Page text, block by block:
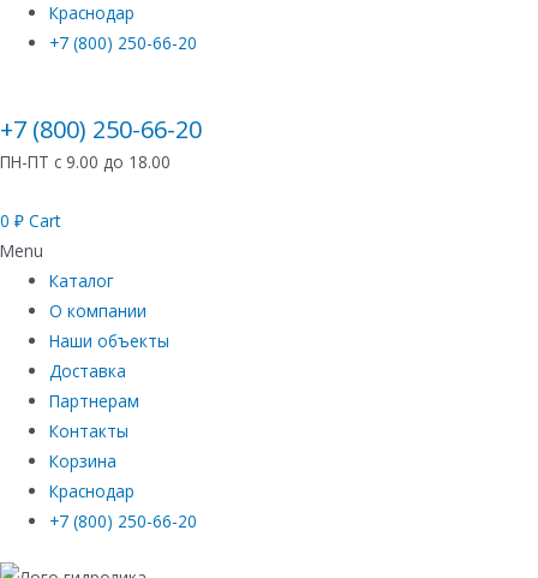
Краснодар
+7 (800) 250-66-20
+7 (800) 250-66-20
ПН-ПТ с 9.00 до 18.00
0 ₽ Cart
Menu
Каталог
О компании
Наши объекты
Доставка
Партнерам
Контакты
Корзина
Краснодар
+7 (800) 250-66-20